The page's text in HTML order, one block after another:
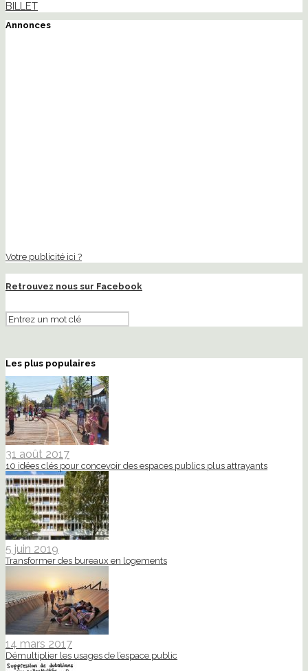
BILLET
Annonces
Votre publicité ici ?
Retrouvez nous sur Facebook
Les plus populaires
31 août 2017
10 idées clés pour concevoir des espaces publics plus attrayants
5 juin 2019
Transformer des bureaux en logements
14 mars 2017
Démultiplier les usages de l’espace public